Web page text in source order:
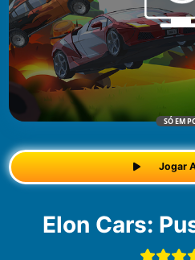
SÓ EM
Jogar
Elon Cars: